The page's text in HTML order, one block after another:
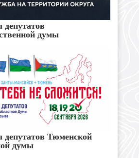
думы
Тюменской
думы